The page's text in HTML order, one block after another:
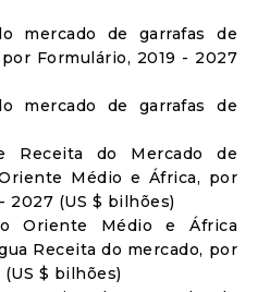
mercado de garrafas de
Formulário, 2019 - 2027
mercado de garrafas de
Receita do Mercado de
Médio e África, por
2027 (US $ bilhões)
Oriente Médio e África
Receita do mercado, por
$ bilhões)